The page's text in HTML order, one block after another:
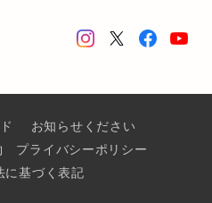
お知らせください
プライバシーポリシー
に基づく表記